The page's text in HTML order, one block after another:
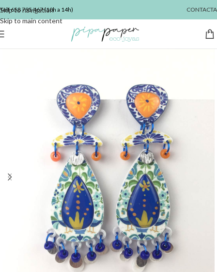
Skip to navigation
Skip to main content
Telf658 795 467(10h a 14h) CONTACTA